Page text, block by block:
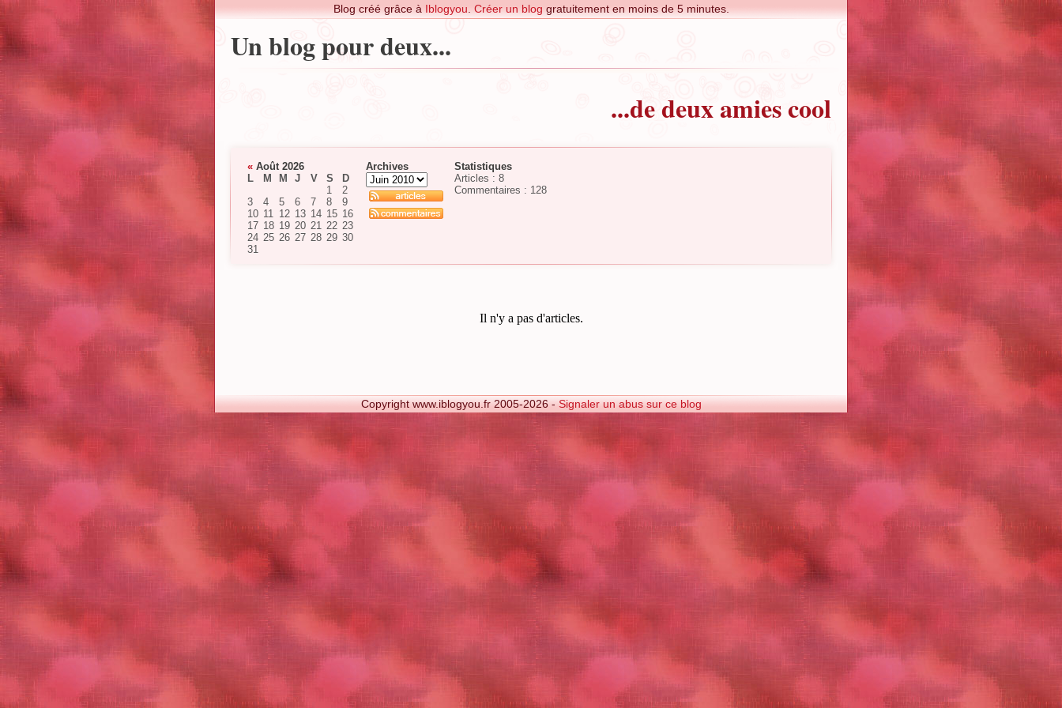
Blog créé grâce à Iblogyou Créer un blog gratuitement en moins de 5 minutes.
Un blog pour deux...
...de deux amies cool
« Août 2026
L
M M J V S
D
1
2
3
4 5 6 7 8
9
10 11 12 13 14 15 16
17 18 19 20 21 22 23
24 25 26 27 28 29 30
31
Archives
Statistiques
Articles : 8
Commentaires : 128
Il n'y a pas d'articles.
Copyright www.iblogyou.fr 2005-2026 -Signaler un abus sur ce blog